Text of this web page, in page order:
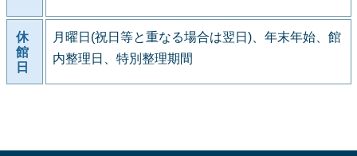
休
館
日
月曜日(祝日等と重なる場合は翌日)、年末年始、館
内整理日、特別整理期間